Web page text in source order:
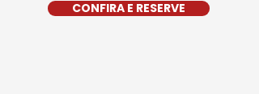
CONFIRA E RESERVE